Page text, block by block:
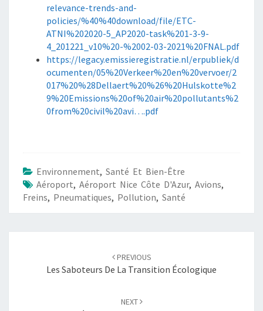
relevance-trends-and-
policies/%40%40download/file/ETC-
ATNI%202020-5_AP2020-task%201-3-9-
4_201221_v10%20-%2002-03-2021%20FNAL.pdf
https://legacy.emissieregistratie.nl/erpubliek/d
ocumenten/05%20Verkeer%20en%20vervoer/2
017%20%28Dellaert%20%26%20Hulskotte%2
9%20Emissions%20of%20air%20pollutants%2
0from%20civil%20avi….pdf
Environnement, Santé Et Bien-Être
Aéroport, Aéroport Nice Côte D'Azur, Avions,
Freins, Pneumatiques, Pollution, Santé
PREVIOUS
Les Saboteurs De La Transition Écologique
NEXT